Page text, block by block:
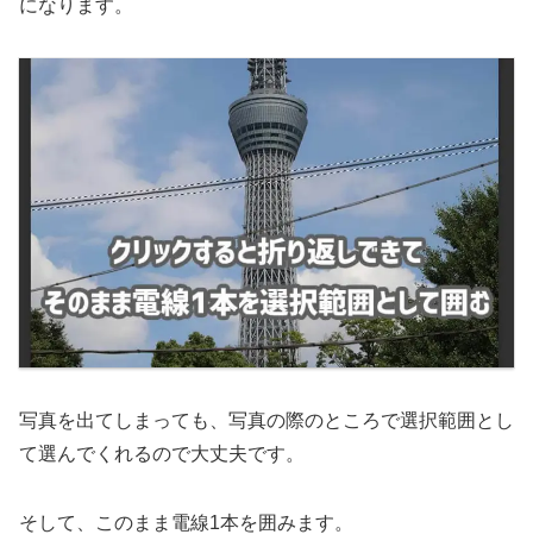
になります。
写真を出てしまっても、写真の際のところで選択範囲とし
て選んでくれるので大丈夫です。
そして、このまま電線1本を囲みます。